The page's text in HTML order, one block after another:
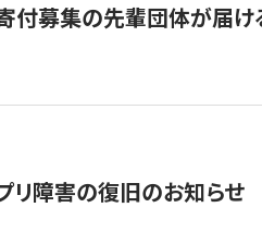
付募集の先輩団体が届
障害の復旧のお知らせ